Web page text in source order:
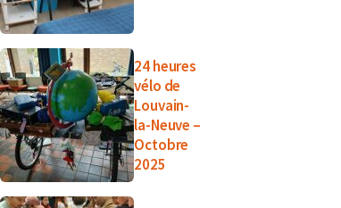
24 heures
vélo de
Louvain-
la-Neuve –
Octobre
2025